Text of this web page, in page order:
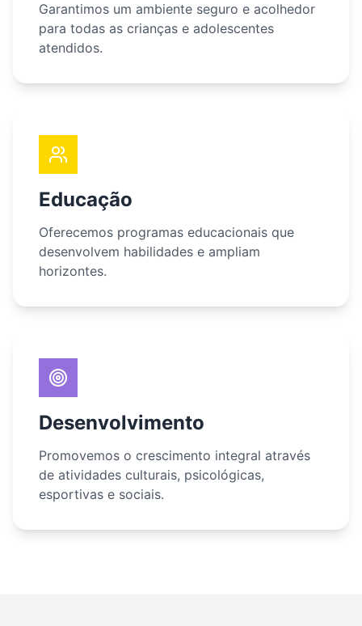
Garantimos um ambiente seguro e acolhedor
para todas as crianças e adolescentes
atendidos.
Educação
Oferecemos programas educacionais que
desenvolvem habilidades e ampliam
horizontes.
Desenvolvimento
Promovemos o crescimento integral através
de atividades culturais, psicológicas,
esportivas e sociais.